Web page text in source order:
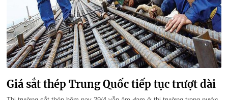
Giá sắt thép Trung Quốc tiếp tục trượt dài